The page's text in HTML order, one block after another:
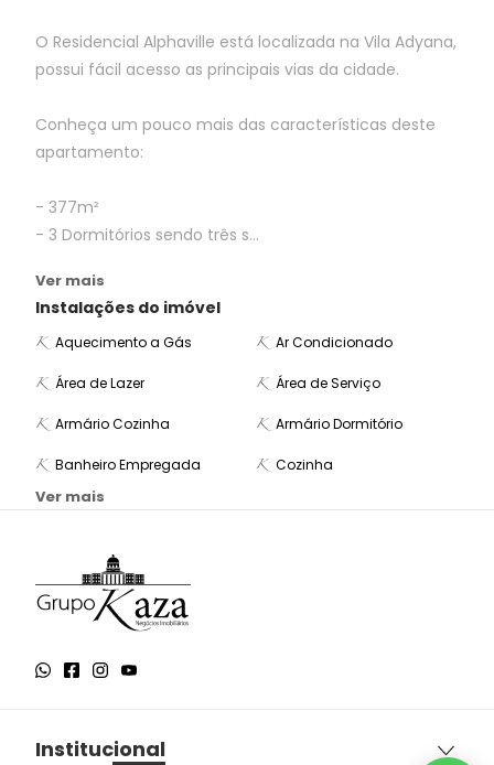
O Residencial Alphaville está localizada na Vila Adyana,
possui fácil acesso as principais vias da cidade.
Conheça um pouco mais das características deste
apartamento:
- 377m²
- 3 Dormitórios sendo três s...
Ver mais
Instalações do imóvel
Aquecimento a Gás Ar Condicionado
Área de Lazer Área de Serviço
Armário Cozinha Armário Dormitório
Banheiro Empregada Cozinha
Ver mais
Institucional